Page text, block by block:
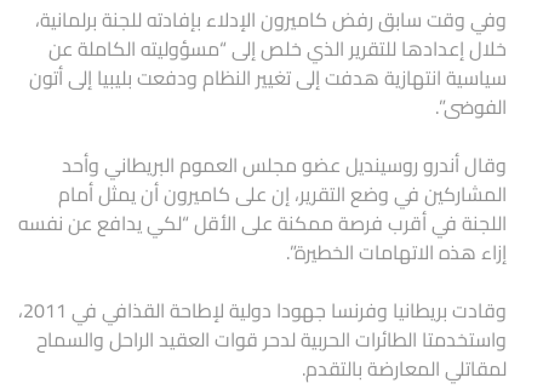
وفي وقت سابق رفض كاميرون الإدلاء بإفادته للجنة برلمانية،
خلال إعدادها للتقرير الذي خلص إلى “مسؤوليته الكاملة عن
سياسية انتهازية هدفت إلى تغيير النظام ودفعت بليبيا إلى أتون
الفوضى”.
وقال أندرو روسينديل عضو مجلس العموم البريطاني وأحد
المشاركين في وضع التقرير، إن على كاميرون أن يمثل أمام
اللجنة في أقرب فرصة ممكنة على الأقل “لكي يدافع عن نفسه
إزاء هذه الاتهامات الخطيرة”.
وقادت بريطانيا وفرنسا جهودا دولية لإطاحة القذافي في 2011،
واستخدمتا الطائرات الحربية لدحر قوات العقيد الراحل والسماح
لمقاتلي المعارضة بالتقدم.